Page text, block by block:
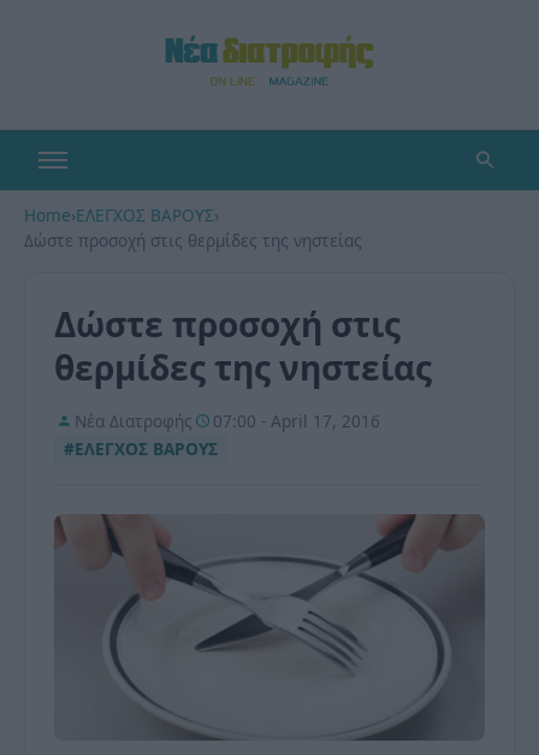
Home›ΕΛΕΓΧΟΣ ΒΑΡΟΥΣ›
Δώστε προσοχή στις θερμίδες της νηστείας
Δώστε προσοχή στις
θερμίδες της νηστείας
Νέα Διατροφής
07:00 - April 17, 2016
#ΕΛΕΓΧΟΣ ΒΑΡΟΥΣ